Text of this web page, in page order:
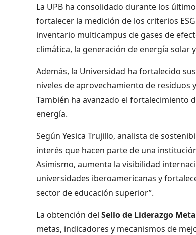
La UPB ha consolidado durante los
fortalecer la medición de los criterios
inventario multicampus de gases de
climática, la generación de energía solar
Además, la Universidad ha fortalecido
niveles de aprovechamiento de
También ha avanzado el fortalecimiento
energía.
Según Yesica Trujillo, analista de
interés que hacen parte de una
Asimismo, aumenta la visibilidad
universidades iberoamericanas y
sector de educación superior”.
La obtención del Sello de Liderazgo
metas, indicadores y mecanismos de